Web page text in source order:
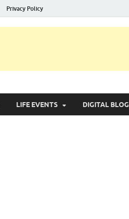
Privacy Policy
LIFE EVENTS DIGITAL BLOG